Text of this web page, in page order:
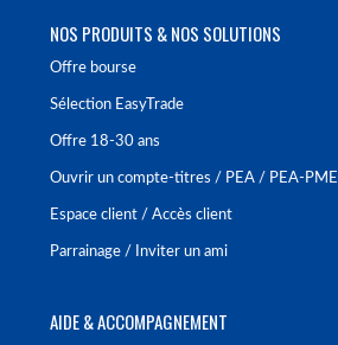
NOS PRODUITS & NOS SOLUTIONS
Offre bourse
Sélection EasyTrade
Offre 18-30 ans
Ouvrir un compte-titres / PEA / PEA-PME
Espace client / Accès client
Parrainage / Inviter un ami
AIDE & ACCOMPAGNEMENT